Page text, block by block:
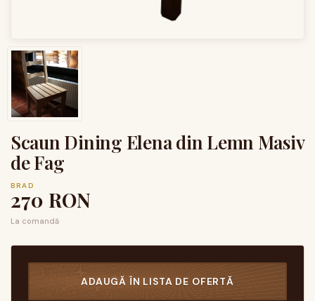
Scaun Dining Elena din Lemn Masiv
de Fag
BRAD
270 RON
La comandă
ADAUGĂ ÎN LISTA DE OFERTĂ